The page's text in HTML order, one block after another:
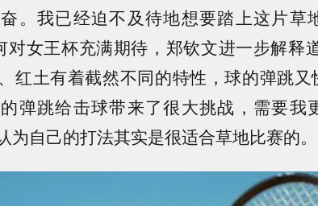
。我已经迫不及待地想要踏上这片草
对女王杯充满期待，郑钦文进一步解释
红土有着截然不同的特性，球的弹跳
弹跳给击球带来了很大挑战，需要我
为自己的打法其实是很适合草地比赛的。